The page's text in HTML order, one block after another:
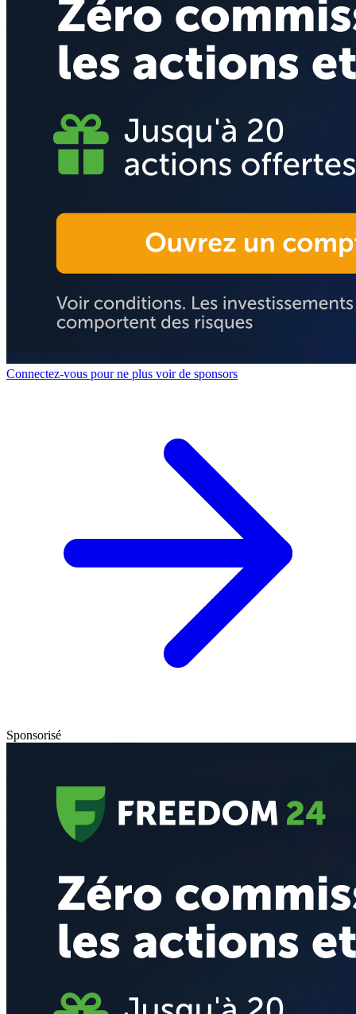
Connectez-vous pour ne plus voir de sponsors
Sponsorisé